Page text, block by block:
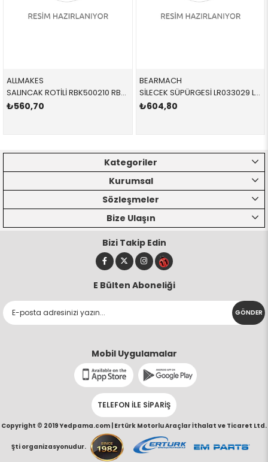
ALLMAKES
SALINCAK ROTİLİ RBK500210 RBK500210 RBK500210 VOGUE ÜST-ÖN SAĞ-SOL 2002-2012
₺560,70
BEARMACH
SİLECEK SÜPÜRGESİ LR033029 LR033029 LR033029
₺604,80
Kategoriler
Kurumsal
Sözleşmeler
Bize Ulaşın
Bizi Takip Edin
E Bülten Aboneliği
GÖNDER
Mobil Uygulamalar
TELEFON İLE SİPARİŞ
Copyright © 2019 Yedpama.com | Ertürk Motorlu Araçlar İthalat ve Ticaret Ltd.
Şti organizasyonudur.